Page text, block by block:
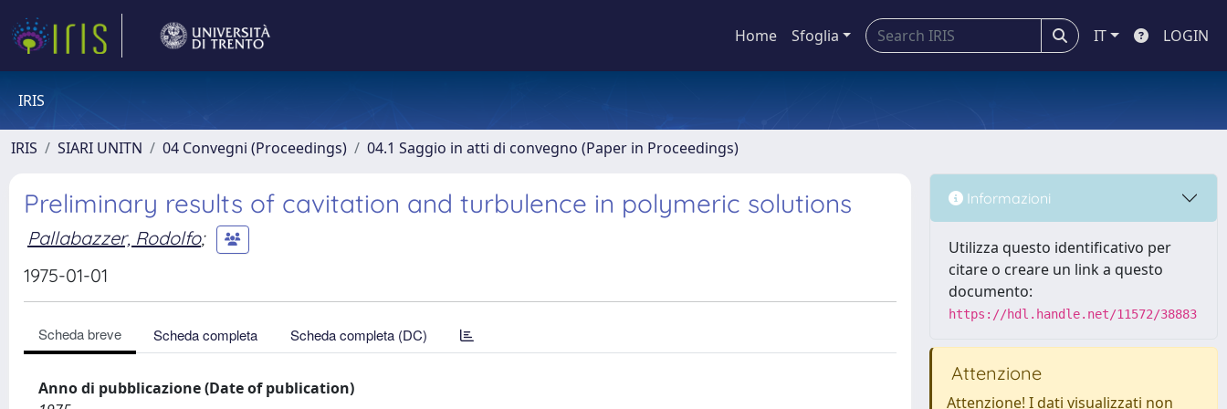
Home Sfoglia IT LOGIN
IRIS
IRIS SIARI UNITN 04 Convegni (Proceedings) 04.1 Saggio in atti di convegno (Paper in Proceedings)
Preliminary results of cavitation and turbulence in polymeric solutions
Pallabazzer, Rodolfo;
1975-01-01
Scheda breve Scheda completa Scheda completa (DC)
Anno di pubblicazione (Date of publication)
Informazioni
Utilizza questo identificativo per
citare o creare un link a questo
documento:
https://hdl.handle.net/11572/38883
Attenzione
Attenzione! I dati visualizzati non